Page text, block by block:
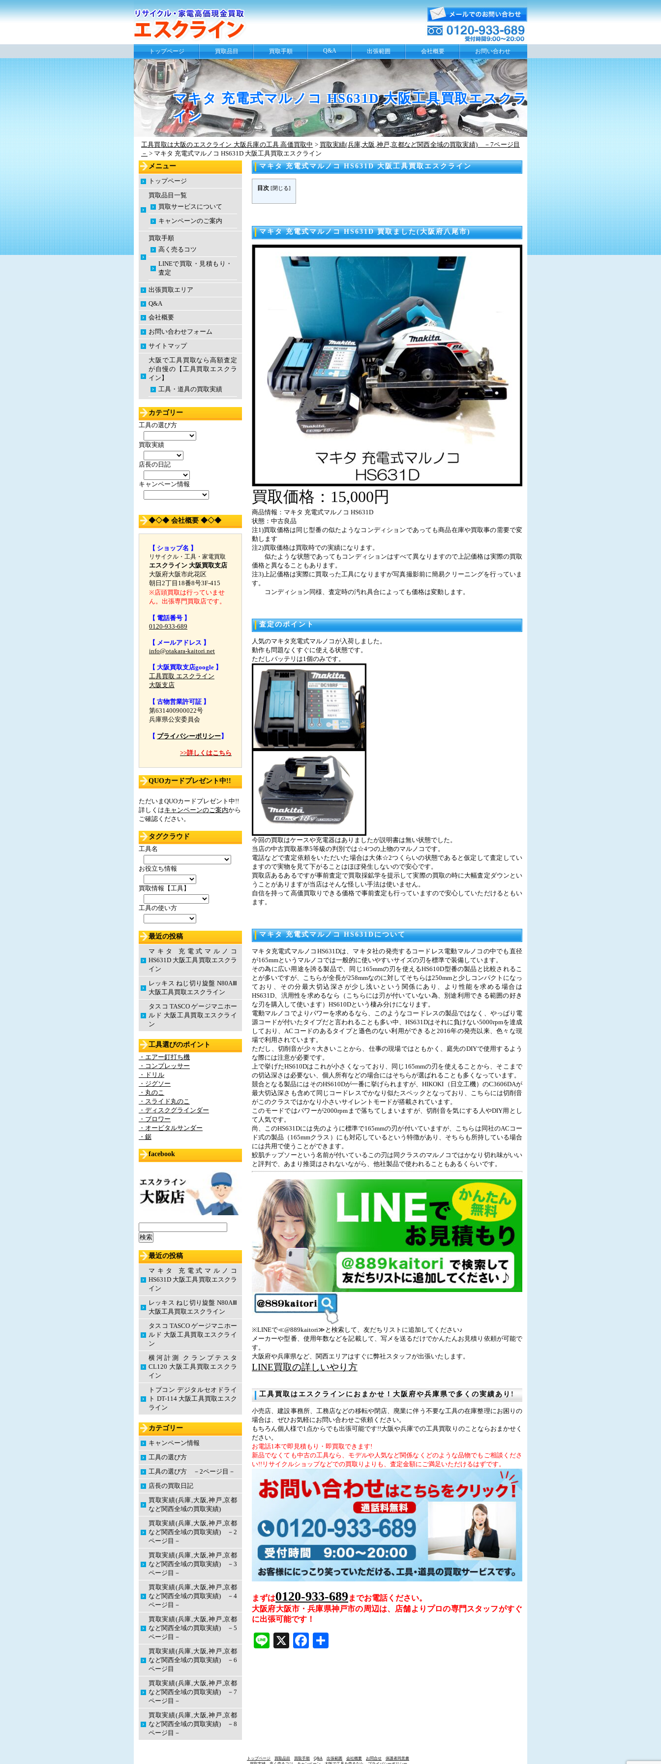
トップページ 買取品目 買取手順 Q&A 出張範囲 会社概要 お問い合わせ
マキタ 充電式マルノコ HS631D 大阪工具買取エスクラ
イン
工具買取は大阪のエスクライン 大阪兵庫の工具 高価買取中 > 買取実績(兵庫,大阪,神戸,京都など関西全域の買取実績) －7ページ目
－ > マキタ 充電式マルノコ HS631D 大阪工具買取エスクライン
マキタ 充電式マルノコ HS631D 大阪工具買取エスクライン
目次 [閉じる]
マキタ 充電式マルノコ HS631D 買取ました(大阪府八尾市)
買取価格：15,000円
商品情報：マキタ 充電式マルノコ HS631D
状態：中古良品
注1)買取価格は同じ型番の似たようなコンディションであっても商品在庫や買取事の需要で変
動します
注2)買取価格は買取時での実績になります。
似たような状態であってもコンディションはすべて異なりますので上記価格は実際の買取
価格と異なることもあります。
注3)上記価格は実際に買取った工具になりますが写真撮影前に簡易クリーニングを行っていま
す。
コンディション同様、査定時の汚れ具合によっても価格は変動します。
査定のポイント
人気のマキタ充電式マルノコが入荷しました。
動作も問題なくすぐに使える状態です。
ただしバッテリは1個のみです。
今回の買取はケースや充電器はありましたが説明書は無い状態でした。
当店の中古買取基準5等級の判別では☆4つの上物のマルノコです。
電話などで査定依頼をいただいた場合は大体☆2つくらいの状態であると仮定して査定してい
ますので実物を見て下がることはほぼ発生しないので安心です。
買取店あるあるですが事前査定で買取採鉱学を提示して実際の買取の時に大幅査定ダウンとい
うことがありますが当店はそんな怪しい手法は使いません。
自信を持って高価買取りできる価格で事前査定も行っていますので安心していただけるともい
ます。
マキタ 充電式マルノコ HS631Dについて
マキタ充電式マルノコHS631Dは、マキタ社の発売するコードレス電動マルノコの中でも直径
が165mmというマルノコでは一般的に使いやすいサイズの刃を標準で装備しています。
その為に広い用途を誇る製品で、同じ165mmの刃を使えるHS610D型番の製品と比較されるこ
とが多いですが、こちらが全長が258mmなのに対してそちらは250mmと少しコンパクトになっ
ており、その分最大切込深さが少し浅いという関係にあり、より性能を求める場合は
HS631D、汎用性を求めるなら（こちらには刃が付いていない為、別途利用できる範囲の好き
な刃を購入して使います）HS610Dという棲み分けになります。
電動マルノコでよりパワーを求めるなら、このようなコードレスの製品ではなく、やっぱり電
源コードが付いたタイプだと言われることも多い中、HS631Dはそれに負けない5000rpmを達成
しており、ACコードのあるタイプと遜色のない利用ができると2016年の発売以来、色々な現
場で利用されています。
ただし、切削音が少々大きいことから、仕事の現場ではともかく、庭先のDIYで使用するよう
な際には注意が必要です。
上で挙げたHS610Dはこれが小さくなっており、同じ165mmの刃を使えることから、そこまで
の切込深さは必要ない、個人所有などの場合にはそちらが選ばれることも多くなっています。
競合となる製品にはそのHS610Dが一番に挙げられますが、HIKOKI（日立工機）のC3606DAが
最大切込深さも含めて同じコードレスでかなり似たスペックとなっており、こちらには切削音
がこのクラスではかなり小さいサイレントモードが搭載されています。
このモードではパワーが2000rpmまで落ちてしまいますが、切削音を気にする人やDIY用とし
て人気です。
尚、このHS631Dには先のように標準で165mmの刃が付いていますが、こちらは同社のACコー
ド式の製品（165mmクラス）にも対応しているという特徴があり、そちらも所持している場合
には共用で使うことができます。
鮫肌チップソーという名前が付いているこの刃は同クラスのマルノコではかなり切れ味がいい
と評判で、あまり推奨はされないながら、他社製品で使われることもあるくらいです。
※LINEで≪@889kaitori≫と検索して、友だちリストに追加してください♪
メーカーや型番、使用年数などを記載して、写メを送るだけでかんたんお見積り依頼が可能で
す。
大阪府や兵庫県など、関西エリアはすぐに弊社スタッフが出張いたします。
LINE買取の詳しいやり方
工具買取はエスクラインにおまかせ！大阪府や兵庫県で多くの実績あり!
小売店、建設事務所、工務店などの移転や閉店、廃業に伴う不要な工具の在庫整理にお困りの
場合は、ぜひお気軽にお問い合わせご依頼ください。
もちろん個人様で1点からでも出張可能です!!大阪や兵庫での工具買取りのことならおまかせく
ださい。
お電話1本で即見積もり・即買取できます!
新品でなくても中古の工具なら、モデルや人気など関係なくどのような品物でもご相談くださ
い!!リサイクルショップなどでの買取りよりも、査定金額にご満足いただけるはずです。
まずは0120-933-689 までお電話ください。
大阪府大阪市・兵庫県神戸市の周辺は、店舗よりプロの専門スタッフがすぐ
に出張可能です！
LineX Facebook
メニュー
トップページ
買取品目一覧
買取サービスについて
キャンペーンのご案内
買取手順
高く売るコツ
LINEで買取・見積もり・
査定
出張買取エリア
Q&A
会社概要
お問い合わせフォーム
サイトマップ
大阪で工具買取なら高額査定
が自慢の【工具買取エスクラ
イン】
工具・道具の買取実績
カテゴリー
工具の選び方
買取実績
店長の日記
キャンペーン情報
◆◇◆ 会社概要 ◆◇◆
【 ショップ名 】
リサイクル・工具・家電買取
エスクライン 大阪買取支店
大阪府大阪市此花区
朝日2丁目18番8号3F-415
※店頭買取は行っていませ
ん。出張専門買取店です。
【 電話番号 】
0120-933-689
【 メールアドレス 】
info@otakara-kaitori.net
【 大阪買取支店google 】
工具買取 エスクライン
大阪支店
【 古物営業許可証 】
第631400900022号
兵庫県公安委員会
【 プライバシーポリシー】
>>詳しくはこちら
QUOカードプレゼント中!!
ただいまQUOカードプレゼント中!!
詳しくはキャンペーンのご案内から
ご確認ください。
タグクラウド
工具名
お役立ち情報
買取情報【工具】
工具の使い方
最近の投稿
マキタ 充電式マルノコ
HS631D 大阪工具買取エスクラ
イン
レッキス ねじ切り旋盤 N80AⅢ
大阪工具買取エスクライン
タスコ TASCO ゲージマニホー
ルド 大阪工具買取エスクライ
ン
工具選びのポイント
・エアー釘打ち機
・コンプレッサー
・ドリル
・ジグソー
・丸のこ
・スライド丸のこ
・ディスクグラインダー
・ブロワー
・オービタルサンダー
・鋸
facebook
索:
最近の投稿
マキタ 充電式マルノコ
HS631D 大阪工具買取エスクラ
イン
レッキス ねじ切り旋盤 N80AⅢ
大阪工具買取エスクライン
タスコ TASCO ゲージマニホー
ルド 大阪工具買取エスクライ
ン
横河計測 クランプテスタ
CL120 大阪工具買取エスクラ
イン
トプコン デジタルセオドライ
ト DT-114 大阪工具買取エスク
ライン
カテゴリー
キャンペーン情報
工具の選び方
工具の選び方 －2ページ目－
店長の買取日記
買取実績(兵庫,大阪,神戸,京都
など関西全域の買取実績)
買取実績(兵庫,大阪,神戸,京都
など関西全域の買取実績) －2
ページ目－
買取実績(兵庫,大阪,神戸,京都
など関西全域の買取実績) －3
ページ目－
買取実績(兵庫,大阪,神戸,京都
など関西全域の買取実績) －4
ページ目－
買取実績(兵庫,大阪,神戸,京都
など関西全域の買取実績) －5
ページ目－
買取実績(兵庫,大阪,神戸,京都
など関西全域の買取実績) －6
ページ目
買取実績(兵庫,大阪,神戸,京都
など関西全域の買取実績) －7
ページ目－
買取実績(兵庫,大阪,神戸,京都
など関西全域の買取実績) －8
ページ目－
トップページ 買取品目 買取手順 Q&A 出張範囲 会社概要 お問合せ
保護者同意書